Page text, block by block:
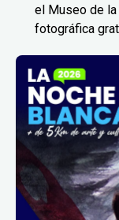
el Museo de
fotográfica